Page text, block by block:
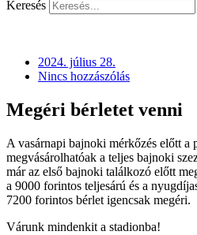
Keresés
2024. július 28.
Nincs hozzászólás
Megéri bérletet venni
A vasárnapi bajnoki mérkőzés előtt a
megvásárolhatóak a teljes bajnoki
már az első bajnoki találkozó előtt
a 9000 forintos teljesárú és a
7200 forintos bérlet igencsak megéri.
Várunk mindenkit a stadionba!